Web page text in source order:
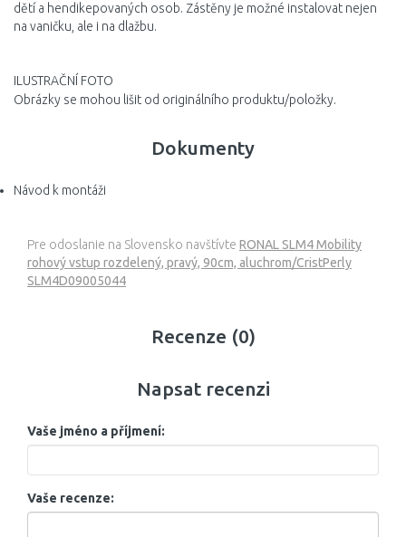
dětí a hendikepovaných osob. Zástěny je možné instalovat nejen
na vaničku, ale i na dlažbu.
ILUSTRAČNÍ FOTO
Obrázky se mohou lišit od originálního produktu/položky.
Dokumenty
Návod k montáži
Pre odoslanie na Slovensko navštívte RONAL SLM4 Mobility
rohový vstup rozdelený, pravý, 90cm, aluchrom/CristPerly
SLM4D09005044
Recenze (0)
Napsat recenzi
Vaše jméno a příjmení:
Vaše recenze: